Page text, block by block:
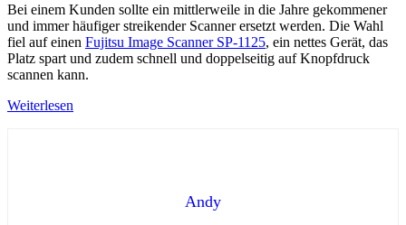
Bei einem Kunden sollte ein mittlerweile in die Jahre gekommener
und immer häufiger streikender Scanner ersetzt werden. Die Wahl
fiel auf einen Fujitsu Image Scanner SP-1125, ein nettes Gerät, das
Platz spart und zudem schnell und doppelseitig auf Knopfdruck
scannen kann.
Weiterlesen
Andy